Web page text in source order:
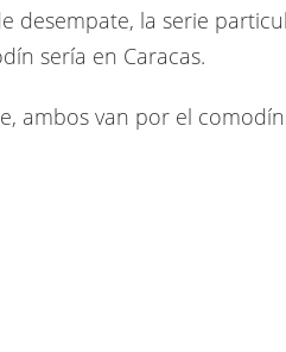
desempate, la serie
sería en Caracas.
ambos van por el